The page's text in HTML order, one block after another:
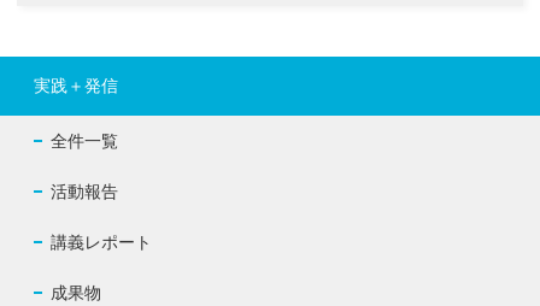
実践＋発信
全件一覧
活動報告
講義レポート
成果物